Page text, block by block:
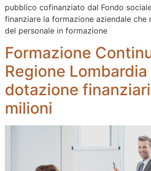
pubblico cofinanziato dal Fondo
finanziare la formazione aziendale che
del personale in formazione
Formazione
Regione
dotazione
milioni